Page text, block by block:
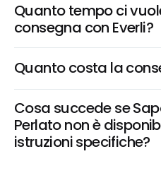
Quanto tempo ci
consegna con Everli?
Quanto costa la
Cosa succede se
Perlato non è
istruzioni specifiche?